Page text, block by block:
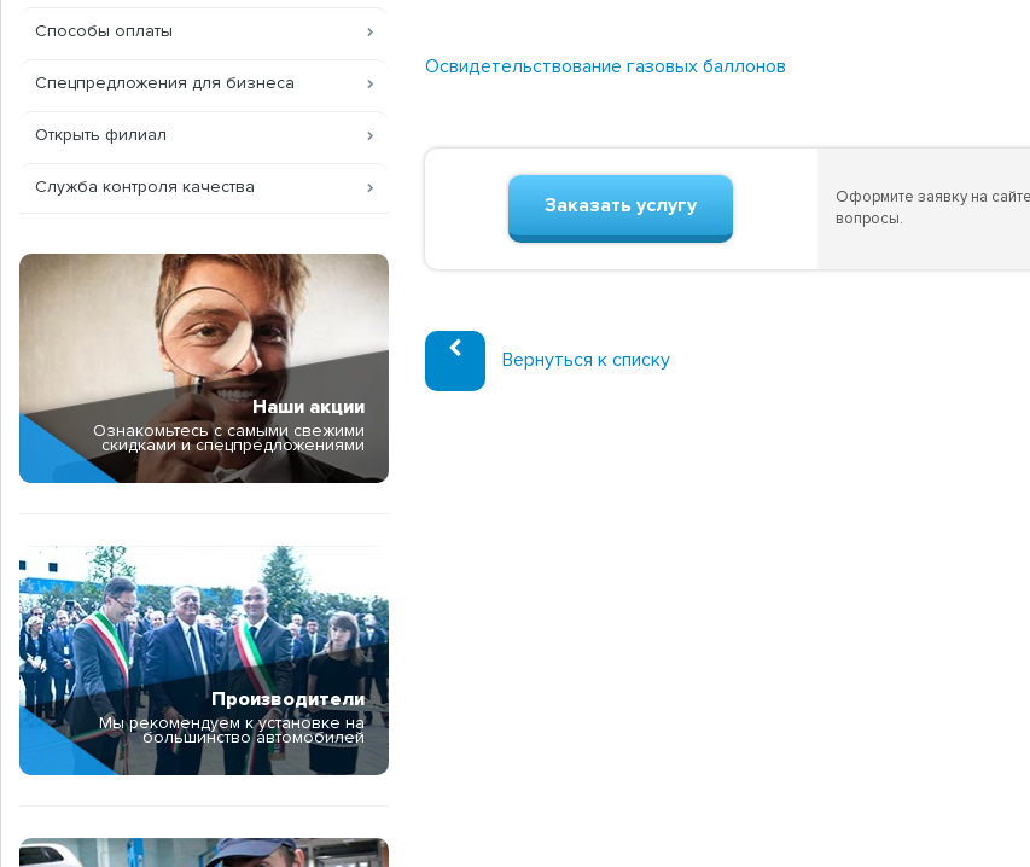
Способы оплаты
Спецпредложения для бизнеса
Открыть филиал
Служба контроля качества
Наши акции
Ознакомьтесь с самыми свежими
скидками и спецпредложениями
Производители
Мы рекомендуем к установке на
большинство автомобилей
Освидетельствование газовых баллонов
Заказать услугу
Оформите заявку на
вопросы.
Вернуться к списку